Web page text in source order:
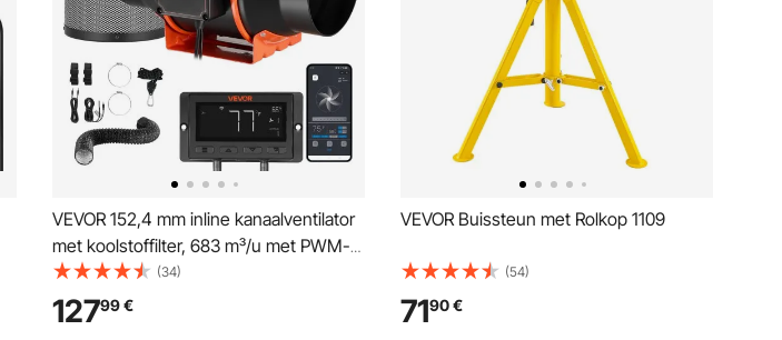
VEVOR 152,4 mm inline kanaalventilator
met koolstoffilter, 683 m³/u met PWM-
en app-bediening, kanaalventilator met
10 snelheden, 9-uurs timer en EC-
motor, afzuigventilator voor kassen,
(34)
12799€
VEVOR Buissteun met Rolkop 1109
(54)
7190€